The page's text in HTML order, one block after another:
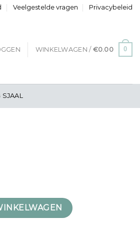
Veelgestelde vragen Privacybeleid
WINKELWAGEN / €0.00 0
SJAAL